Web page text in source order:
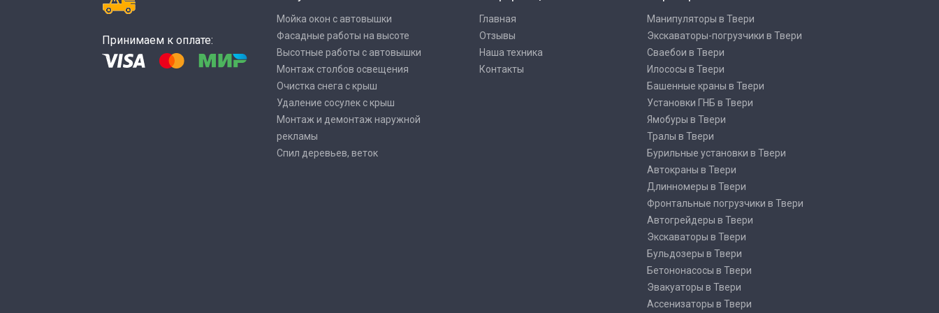
Принимаем к оплате:
Мойка окон с автовышки
Фасадные работы на высоте
Высотные работы с автовышки
Монтаж столбов освещения
Очистка снега с крыш
Удаление сосулек с крыш
Монтаж и демонтаж наружной
рекламы
Спил деревьев, веток
Главная
Отзывы
Наша техника
Контакты
Манипуляторы в Твери
Экскаваторы-погрузчики в Твери
Сваебои в Твери
Илососы в Твери
Башенные краны в Твери
Установки ГНБ в Твери
Ямобуры в Твери
Тралы в Твери
Бурильные установки в Твери
Автокраны в Твери
Длинномеры в Твери
Фронтальные погрузчики в Твери
Автогрейдеры в Твери
Экскаваторы в Твери
Бульдозеры в Твери
Бетононасосы в Твери
Эвакуаторы в Твери
Ассенизаторы в Твери